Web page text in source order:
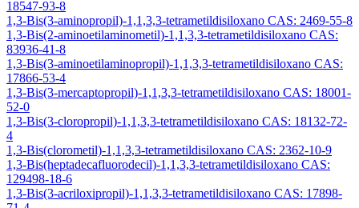
18547-93-8
1,3-Bis(3-aminopropil)-1,1,3,3-tetrametildisiloxano CAS: 2469-55-8
1,3-Bis(2-aminoetilaminometil)-1,1,3,3-tetrametildisiloxano CAS:
83936-41-8
1,3-Bis(3-aminoetilaminopropil)-1,1,3,3-tetrametildisiloxano CAS:
17866-53-4
1,3-Bis(3-mercaptopropil)-1,1,3,3-tetrametildisiloxano CAS: 18001-
52-0
1,3-Bis(3-cloropropil)-1,1,3,3-tetrametildisiloxano CAS: 18132-72-
4
1,3-Bis(clorometil)-1,1,3,3-tetrametildisiloxano CAS: 2362-10-9
1,3-Bis(heptadecafluorodecil)-1,1,3,3-tetrametildisiloxano CAS:
129498-18-6
1,3-Bis(3-acriloxipropil)-1,1,3,3-tetrametildisiloxano CAS: 17898-